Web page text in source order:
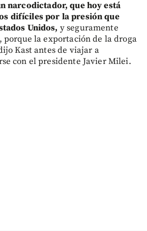
narcodictador, que hoy está
difíciles por la presión que
Unidos, y seguramente
porque la exportación de la droga
Kast antes de viajar a
con el presidente Javier Milei.